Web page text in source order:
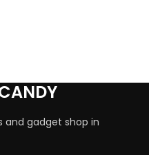
and gadget shop in